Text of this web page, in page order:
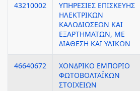
43210002
ΥΠΗΡΕΣΙΕΣ ΕΠΙΣΚΕΥΗΣ
ΗΛΕΚΤΡΙΚΩΝ
ΚΑΛΩΔΙΩΣΕΩΝ ΚΑΙ
ΕΞΑΡΤΗΜΑΤΩΝ, ΜΕ
ΔΙΑΘΕΣΗ ΚΑΙ ΥΛΙΚΩΝ
46640672
ΧΟΝΔΡΙΚΟ ΕΜΠΟΡΙΟ
ΦΩΤΟΒΟΛΤΑΪΚΩΝ
ΣΤΟΙΧΕΙΩΝ